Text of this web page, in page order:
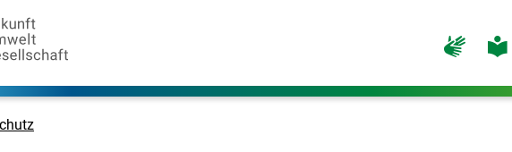
Zur
Seite
für
Zur
Seite